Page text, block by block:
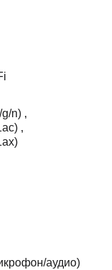
n) ,
,
аудио)